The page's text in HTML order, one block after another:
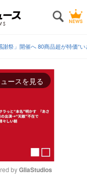
祭」開催へ 80商品超が特価“
ースを見る
by GliaStudios